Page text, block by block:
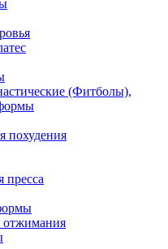
(Фитболы),
похудения
пресса